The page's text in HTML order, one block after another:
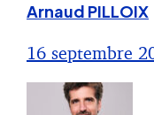
Arnaud PILLOIX
16 septembre